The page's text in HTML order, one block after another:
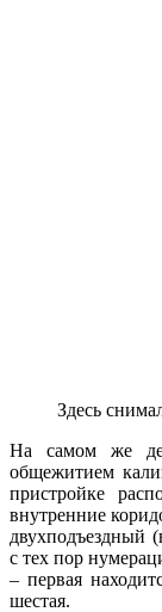
Здесь
На самом же
общежитием
пристройке
внутренние
двухподъездный
с тех пор
– первая
шестая.